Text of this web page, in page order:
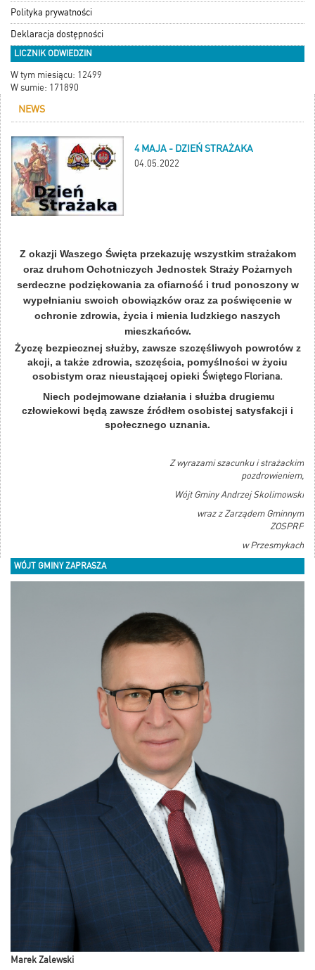
Polityka prywatności
Deklaracja dostępności
LICZNIK ODWIEDZIN
W tym miesiącu: 12499
W sumie: 171890
NEWS
4 MAJA - DZIEŃ STRAŻAKA
04.05.2022
Z okazji Waszego Święta przekazuję wszystkim strażakom
oraz druhom Ochotniczych Jednostek Straży Pożarnych
serdeczne podziękowania za ofiarność i trud ponoszony w
wypełnianiu swoich obowiązków oraz za poświęcenie w
ochronie zdrowia, życia i mienia ludzkiego naszych
mieszkańców.
Życzę bezpiecznej służby, zawsze szczęśliwych powrotów z
akcji, a także zdrowia, szczęścia, pomyślności w życiu
osobistym oraz nieustającej opieki Świętego Floriana.
Niech podejmowane działania i służba drugiemu
człowiekowi będą zawsze źródłem osobistej satysfakcji i
społecznego uznania.
Z wyrazami szacunku i strażackim
pozdrowieniem,
Wójt Gminy Andrzej Skolimowski
wraz z Zarządem Gminnym
ZOSPRP
w Przesmykach
WÓJT GMINY ZAPRASZA
Marek Zalewski